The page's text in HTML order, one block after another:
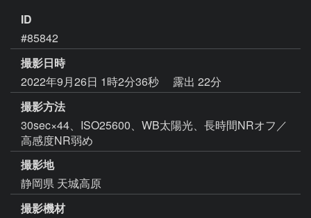
ID
#85842
撮影日時
2022年9月26日 1時2分36秒
露出 22分
撮影方法
30sec×44、ISO25600、WB太陽光、長時間NRオフ／
高感度NR弱め
撮影地
静岡県 天城高原
撮影機材